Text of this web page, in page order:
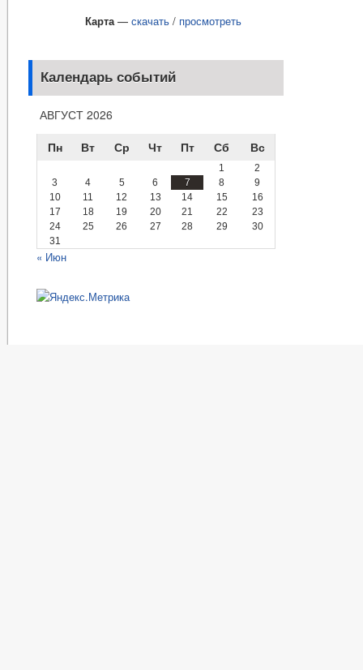
Карта — скачать / просмотреть
Календарь событий
АВГУСТ 2026
Пн
Вт Ср Чт Пт Сб Вс
1
2
3
4 5 6 7 8
9
10
11 12 13 14 15
16
17
18 19 20 21 22
23
24
25 26 27 28 29
30
31
« Июн